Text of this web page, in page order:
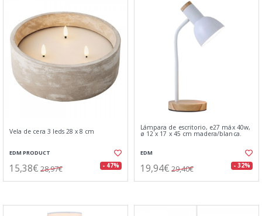
Vela de cera 3 leds 28 x 8 cm
EDM PRODUCT
15,38€ 28,97€ - 47%
Lámpara de escritorio, e27 máx 40w,
ø 12 x 17 x 45 cm madera/blanca.
EDM
19,94€ 29,40€ - 32%